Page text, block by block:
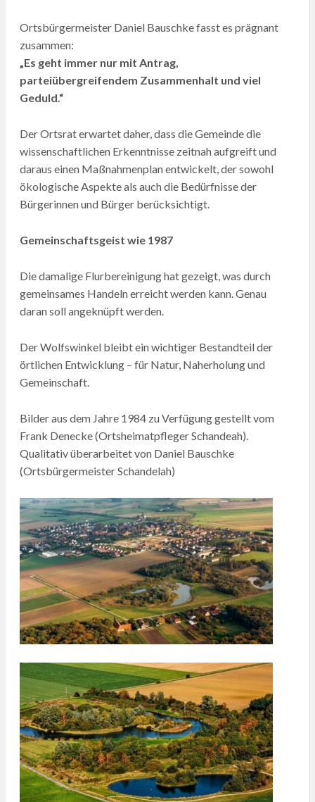
Ortsbürgermeister Daniel Bauschke fasst es prägnant
zusammen:
„Es geht immer nur mit Antrag,
parteiübergreifendem Zusammenhalt und viel
Geduld.“
Der Ortsrat erwartet daher, dass die Gemeinde die
wissenschaftlichen Erkenntnisse zeitnah aufgreift und
daraus einen Maßnahmenplan entwickelt, der sowohl
ökologische Aspekte als auch die Bedürfnisse der
Bürgerinnen und Bürger berücksichtigt.
Gemeinschaftsgeist wie 1987
Die damalige Flurbereinigung hat gezeigt, was durch
gemeinsames Handeln erreicht werden kann. Genau
daran soll angeknüpft werden.
Der Wolfswinkel bleibt ein wichtiger Bestandteil der
örtlichen Entwicklung – für Natur, Naherholung und
Gemeinschaft.
Bilder aus dem Jahre 1984 zu Verfügung gestellt vom
Frank Denecke (Ortsheimatpfleger Schandeah).
Qualitativ überarbeitet von Daniel Bauschke
(Ortsbürgermeister Schandelah)